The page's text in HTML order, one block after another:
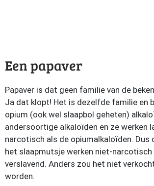
Een papaver
Papaver is dat geen familie van de
Ja dat klopt! Het is dezelfde familie en
opium (ook wel slaapbol geheten)
andersoortige alkaloïden en ze werken
narcotisch als de opiumalkaloïden. Dus
het slaapmutsje werken niet-narcotisch
verslavend. Anders zou het niet
worden.